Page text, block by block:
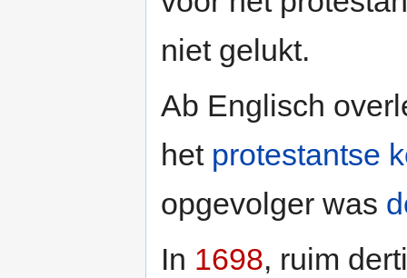
niet gelukt.
Ab Englisch
het protestantse
opgevolger was
In 1698, ruim